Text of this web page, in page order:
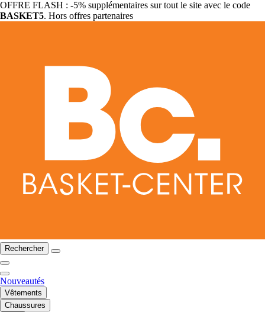
OFFRE FLASH : -5% supplémentaires sur tout le site avec le code
BASKET5. Hors offres partenaires
Rechercher
Nouveautés
Vêtements
Chaussures